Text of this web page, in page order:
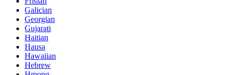
Galician
Georgian
Gujarati
Haitian
Hausa
Hawaiian
Hebrew